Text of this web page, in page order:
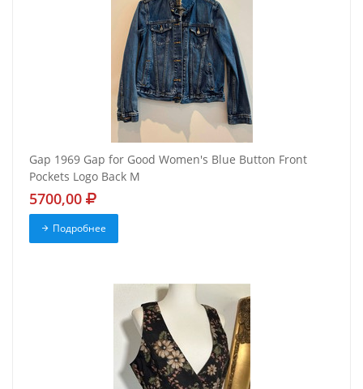
Gap 1969 Gap for Good Women's Blue Button Front
Pockets Logo Back M
5700,00
Подробнее